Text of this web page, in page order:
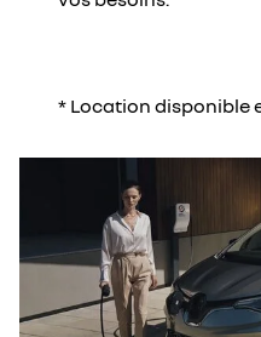
* Location disponible